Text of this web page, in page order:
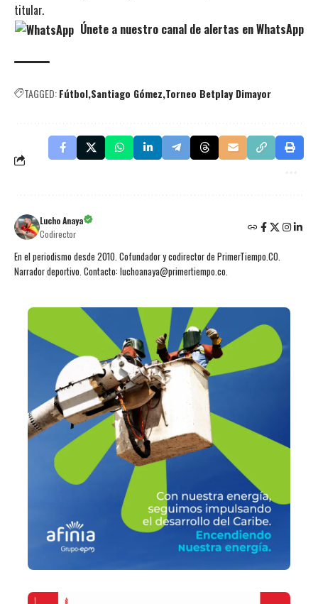
titular.
Únete a nuestro canal de alertas en WhatsApp
TAGGED:Fútbol Santiago Gómez Torneo Betplay Dimayor
Lucho Anaya
Codirector
En el periodismo desde 2010. Cofundador y codirector de PrimerTiempo.CO.
Narrador deportivo. Contacto: luchoanaya@primertiempo.co.